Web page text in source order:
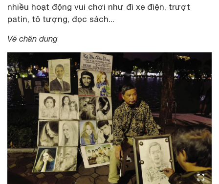
nhiều hoạt động vui chơi như đi xe điện, trượt
patin, tô tượng, đọc sách...
Vẽ chân dung